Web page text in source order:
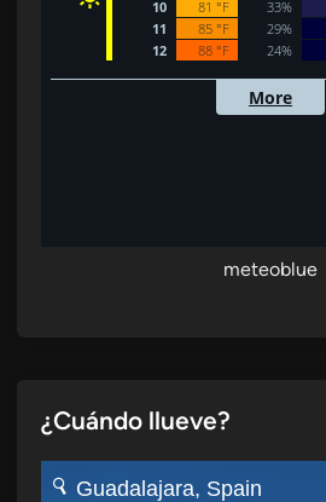
meteoblue
¿Cuándo llueve?